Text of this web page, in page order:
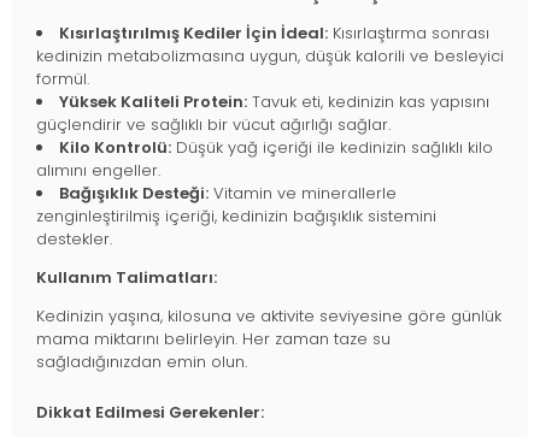
Kısırlaştırılmış Kediler İçin İdeal: Kısırlaştırma sonrası
kedinizin metabolizmasına uygun, düşük kalorili ve besleyici
formül.
Yüksek Kaliteli Protein: Tavuk eti, kedinizin kas yapısını
güçlendirir ve sağlıklı bir vücut ağırlığı sağlar.
Kilo Kontrolü: Düşük yağ içeriği ile kedinizin sağlıklı kilo
alımını engeller.
Bağışıklık Desteği: Vitamin ve minerallerle
zenginleştirilmiş içeriği, kedinizin bağışıklık sistemini
destekler.
Kullanım Talimatları:
Kedinizin yaşına, kilosuna ve aktivite seviyesine göre günlük
mama miktarını belirleyin. Her zaman taze su
sağladığınızdan emin olun.
Dikkat Edilmesi Gerekenler: